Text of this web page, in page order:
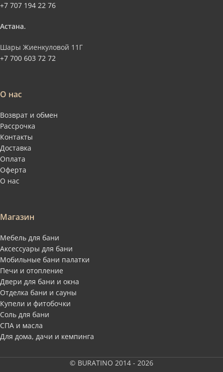
+7 707 194 22 76
Астана.
Шары Жиенкуловой 11Г
+7 700 603 72 72
О нас
Возврат и обмен
Рассрочка
Контакты
Доставка
Оплата
Оферта
О нас
Магазин
Мебель для бани
Аксессуары для бани
Мобильные бани палатки
Печи и отопление
Двери для бани и окна
Отделка бани и сауны
Купели и фитобочки
Соль для бани
СПА и масла
Для дома, дачи и кемпинга
© BURATINO 2014 - 2026